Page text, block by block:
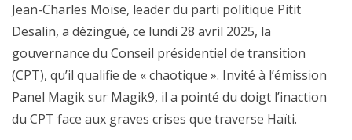
Jean-Charles Moïse, leader du parti politique Pitit
Desalin, a dézingué, ce lundi 28 avril 2025, la
gouvernance du Conseil présidentiel de transition
(CPT), qu’il qualifie de « chaotique ». Invité à l’émission
Panel Magik sur Magik9, il a pointé du doigt l’inaction
du CPT face aux graves crises que traverse Haïti.